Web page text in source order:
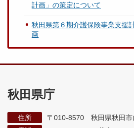
計画」の策定について
秋田県第６期介護保険事業支援
画
秋田県庁
住所
〒010-8570 秋田県秋田市